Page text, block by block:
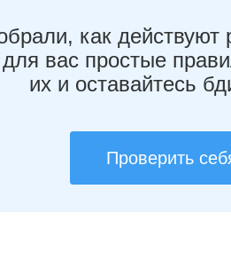
как
вас простые
их и оставайтесь
Проверить